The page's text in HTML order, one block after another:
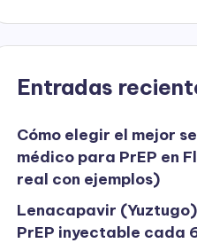
Entradas
Cómo elegir el mejor
médico para PrEP en
real con ejemplos)
Lenacapavir
PrEP inyectable cada